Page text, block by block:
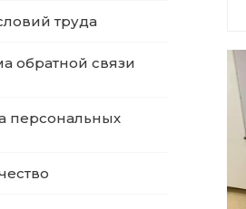
труда
обратной связи
персональных